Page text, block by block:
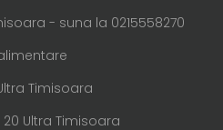
- suna la 0215558270
Timisoara
Ultra Timisoara